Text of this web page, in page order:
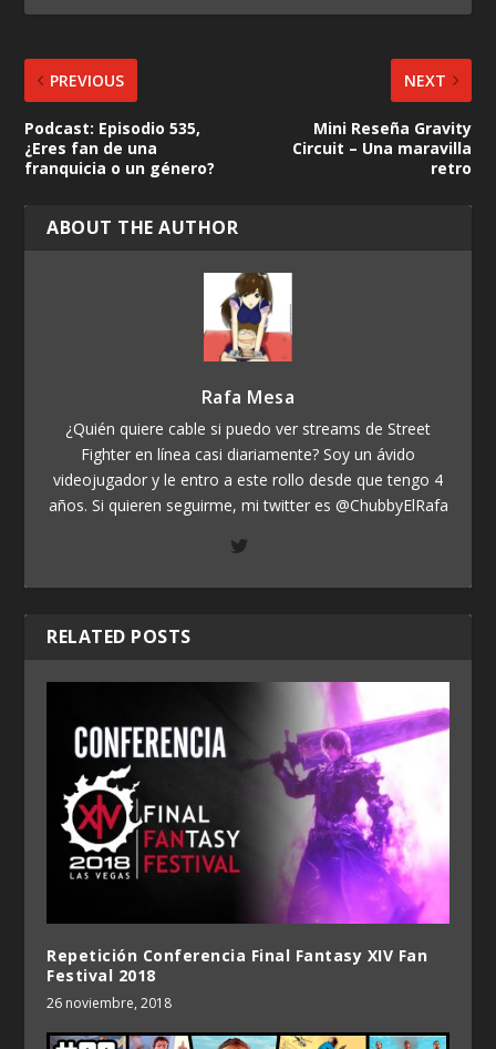
PREVIOUS
Podcast: Episodio 535,
¿Eres fan de una
franquicia o un género?
NEXT
Mini Reseña Gravity
Circuit – Una maravilla
retro
ABOUT THE AUTHOR
Rafa Mesa
¿Quién quiere cable si puedo ver streams de Street
Fighter en línea casi diariamente? Soy un ávido
videojugador y le entro a este rollo desde que tengo 4
años. Si quieren seguirme, mi twitter es @ChubbyElRafa
RELATED POSTS
Repetición Conferencia Final Fantasy XIV Fan
Festival 2018
26 noviembre, 2018